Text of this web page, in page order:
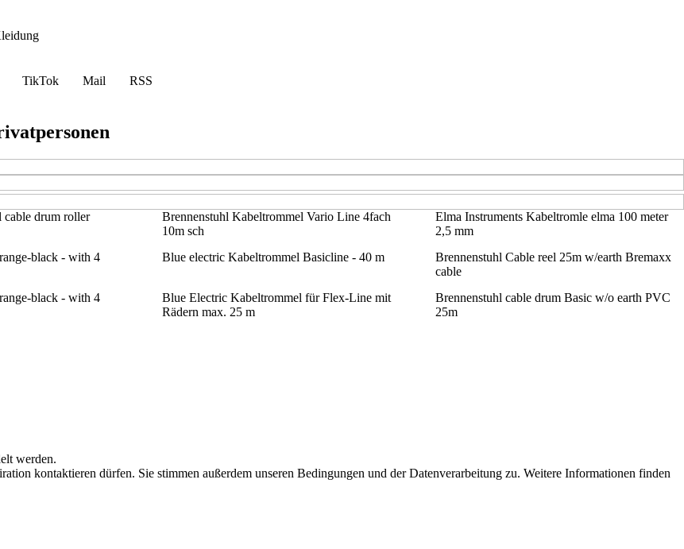
TikTok Mail
RSS
drum roller
Brennenstuhl Kabeltrommel Vario Line 4fach
10m sch
Elma Instruments Kabeltromle elma 100 meter
2,5 mm
black - with 4
Blue electric Kabeltrommel Basicline - 40 m
Brennenstuhl Cable reel 25m w/earth Bremaxx
cable
black - with 4
Blue Electric Kabeltrommel für Flex-Line mit
Rädern max. 25 m
Brennenstuhl cable drum Basic w/o earth PVC
25m
werden.
kontaktieren dürfen. Sie stimmen außerdem unseren Bedingungen und der Datenverarbeitung zu. Weitere Informationen finden